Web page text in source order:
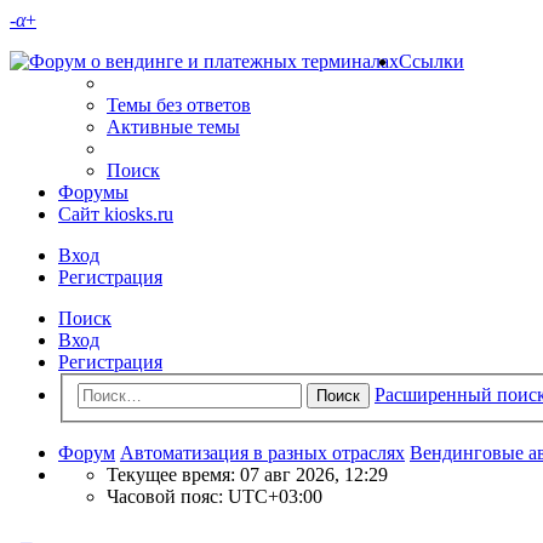
-α+
Ссылки
Темы без ответов
Активные темы
Поиск
Форумы
Сайт kiosks.ru
Вход
Регистрация
Поиск
Вход
Регистрация
Поиск Расширенный
Форум Автоматизация в разных отраслях Вендинговые
Текущее время: 07 авг 2026, 12:29
Часовой пояс: UTC+03:00